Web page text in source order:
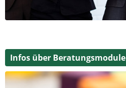
Infos über Beratungsmodule